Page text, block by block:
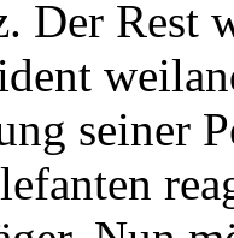
Der Rest
seiner